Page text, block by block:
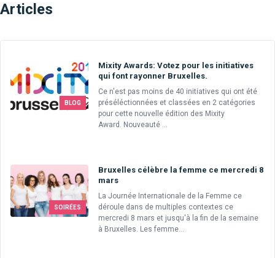
Articles
BLOG
Mixity Awards: Votez pour les initiatives
qui font rayonner Bruxelles.
Ce n'est pas moins de 40 initiatives qui ont été
préséléctionnées et classées en 2 catégories
pour cette nouvelle édition des Mixity
Award. Nouveauté ...
SOIRÉES
Bruxelles célèbre la femme ce mercredi 8
mars
La Journée Internationale de la Femme ce
déroule dans de multiples contextes ce
mercredi 8 mars et jusqu'à la fin de la semaine
à Bruxelles. Les femme...